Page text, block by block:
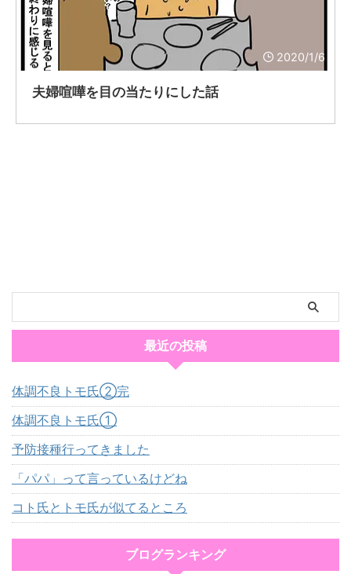
2020/1/6
夫婦喧嘩を目の当たりにした話
最近の投稿
体調不良トモ氏②完
体調不良トモ氏①
予防接種行ってきました
「パパ」って言っているけどね
コト氏とトモ氏が似てるところ
ブログランキング